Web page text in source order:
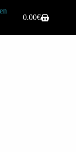
0.00€